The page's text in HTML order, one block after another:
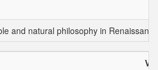
and natural philosophy in